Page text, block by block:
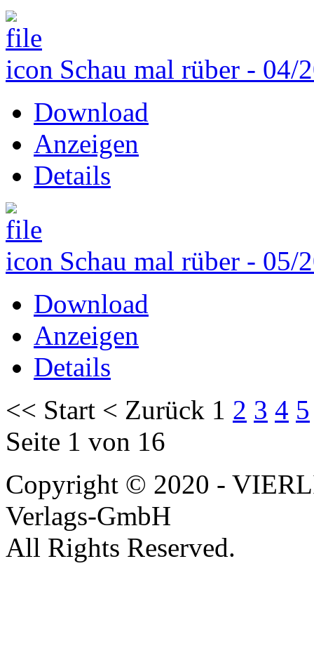
Schau mal rüber - 04/
Download
Anzeigen
Details
Schau mal rüber - 05/
Download
Anzeigen
Details
<< Start < Zurück 1 2 3 4 5
Seite 1 von 16
Copyright © 2020 -
Verlags-GmbH
All Rights Reserved.